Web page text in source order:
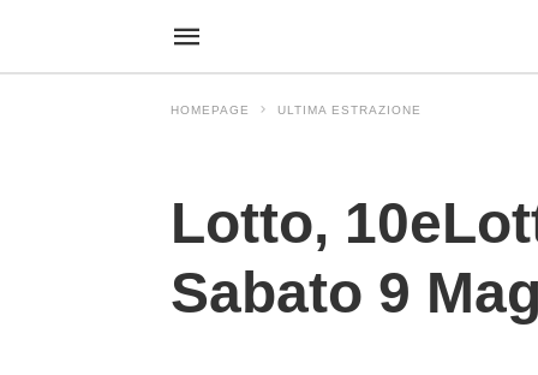
HOMEPAGE ULTIMA ESTRAZIONE
Lotto,
Sabato 9